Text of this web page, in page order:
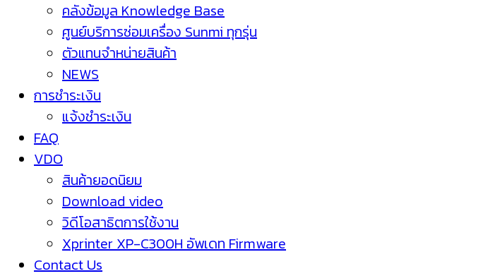
คลังข้อมูล Knowledge Base
ศูนย์บริการซ่อมเครื่อง Sunmi ทุกรุ่น
ตัวแทนจำหน่ายสินค้า
NEWS
การชำระเงิน
แจ้งชำระเงิน
FAQ
VDO
สินค้ายอดนิยม
Download video
วิดีโอสาธิตการใช้งาน
Xprinter XP-C300H อัพเดท Firmware
Contact Us